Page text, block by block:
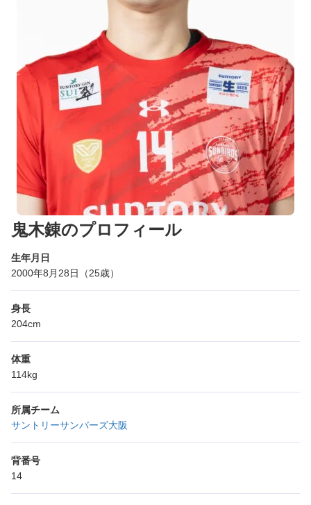
鬼木錬のプロフィール
生年月日
2000年8月28日（25歳）
身長
204cm
体重
114kg
所属チーム
サントリーサンバーズ大阪
背番号
14